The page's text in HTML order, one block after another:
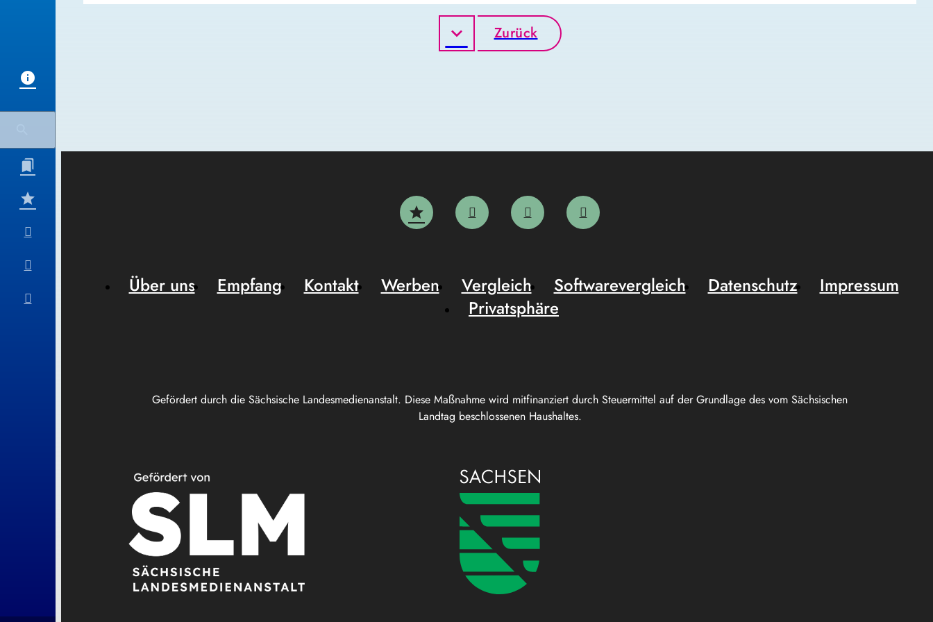
Zurück
Gefördert durch die Sächsische Landesmedienanstalt. Diese Maßnahme wird mitfinanziert durch Steuermittel auf der Grundlage des vom Sächsischen
Landtag beschlossenen Haushaltes.
Über uns Empfang Kontakt Werben Vergleich Softwarevergleich Datenschutz
Impressum
Privatsphäre